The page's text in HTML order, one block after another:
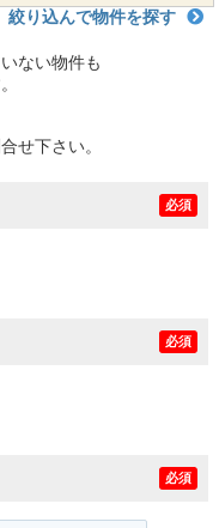
絞り込んで物件を探す
ない物件も
せ下さい。
必須
必須
必須